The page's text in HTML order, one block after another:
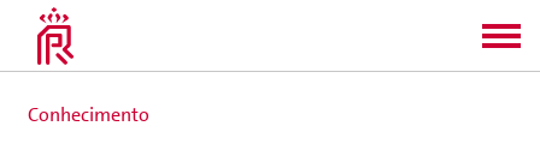
Conhecimento